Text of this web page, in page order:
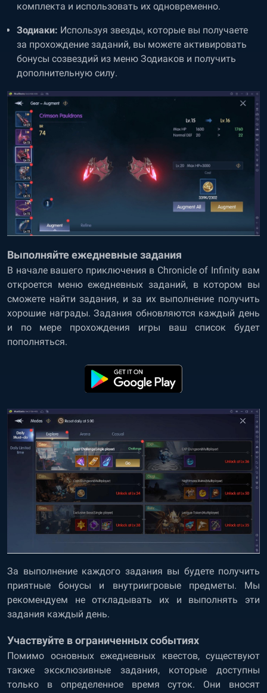
комплекта и использовать их одновременно.
Зодиаки: Используя звезды, которые вы получаете
за прохождение заданий, вы можете активировать
бонусы созвездий из меню Зодиаков и получить
дополнительную силу.
Выполняйте ежедневные задания
В начале вашего приключения в Chronicle of Infinity вам
откроется меню ежедневных заданий, в котором вы
сможете найти задания, и за их выполнение получить
хорошие награды. Задания обновляются каждый день
и по мере прохождения игры ваш список будет
пополняться.
За выполнение каждого задания вы будете получить
приятные бонусы и внутриигровые предметы. Мы
рекомендуем не откладывать их и выполнять эти
задания каждый день.
Участвуйте в ограниченных событиях
Помимо основных ежедневных квестов, существуют
также эксклюзивные задания, которые доступны
только в определенное время суток. Они вносят